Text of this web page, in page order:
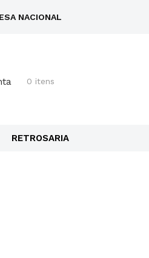
NACIONAL
0 itens
RETROSARIA